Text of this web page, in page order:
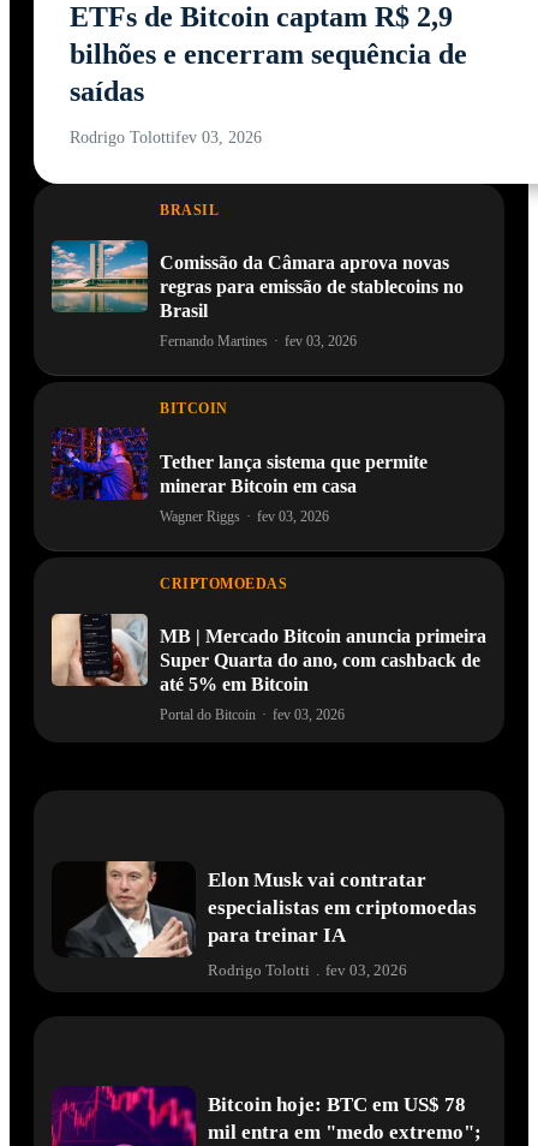
ETFs de Bitcoin captam R$ 2,9
bilhões e encerram sequência de
saídas
Rodrigo Tolottifev 03, 2026
BRASIL
Comissão da Câmara aprova novas
regras para emissão de stablecoins no
Brasil
Fernando Martines · fev 03, 2026
BITCOIN
Tether lança sistema que permite
minerar Bitcoin em casa
Wagner Riggs · fev 03, 2026
CRIPTOMOEDAS
MB | Mercado Bitcoin anuncia primeira
Super Quarta do ano, com cashback de
até 5% em Bitcoin
Portal do Bitcoin · fev 03, 2026
Elon Musk vai contratar
especialistas em criptomoedas
para treinar IA
Rodrigo Tolotti fev 03, 2026
Bitcoin hoje: BTC em US$ 78
mil entra em "medo extremo";